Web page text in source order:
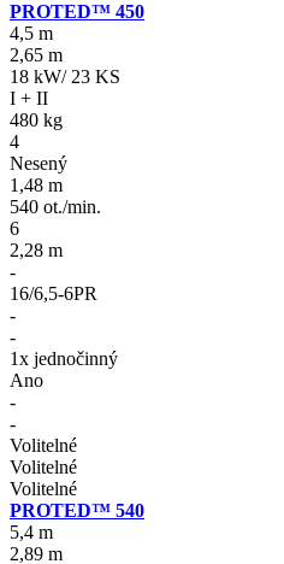
PROTED™ 450
4,5 m
2,65 m
18 kW/ 23 KS
I + II
480 kg
4
Nesený
1,48 m
540 ot./min.
6
2,28 m
-
16/6,5-6PR
-
-
1x jednočinný
Ano
-
-
Volitelné
Volitelné
Volitelné
PROTED™ 540
5,4 m
2,89 m